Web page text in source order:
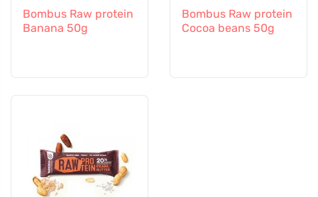
Bombus Raw protein
Banana 50g
Bombus Raw protein
Cocoa beans 50g